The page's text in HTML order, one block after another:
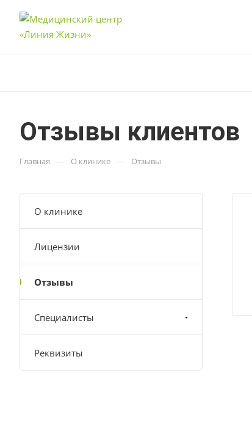
Отзывы клиентов
Главная — О клинике — Отзывы
О клинике
Лицензии
Отзывы
Специалисты
Реквизиты